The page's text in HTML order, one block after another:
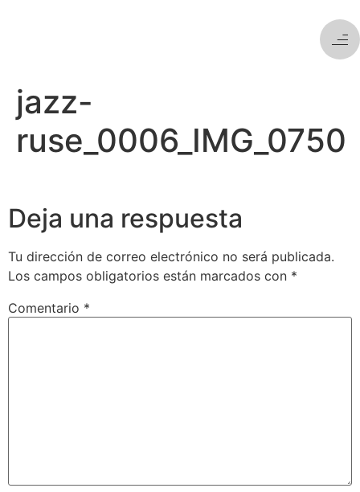
jazz-
ruse_0006_IMG_0750
Deja una respuesta
Tu dirección de correo electrónico no será publicada.
Los campos obligatorios están marcados con *
Comentario *